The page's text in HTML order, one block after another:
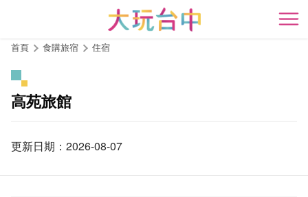
開
首頁 食購旅宿 住宿
高苑旅館
更新日期：2026-08-07